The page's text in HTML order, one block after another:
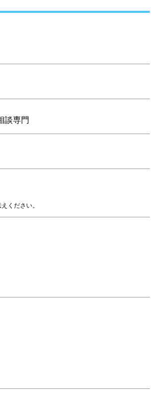
談専門
ください。